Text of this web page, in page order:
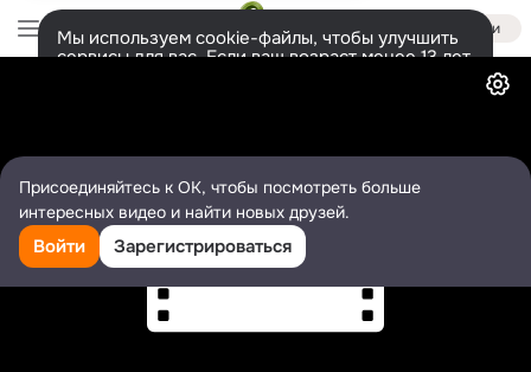
Войти
Мы используем cookie-файлы, чтобы улучшить
сервисы для вас. Если ваш возраст менее 13 лет,
Присоединяйтесь к ОК, чтобы посмотреть больше
интересных видео и найти новых друзей.
Войти Зарегистрироваться